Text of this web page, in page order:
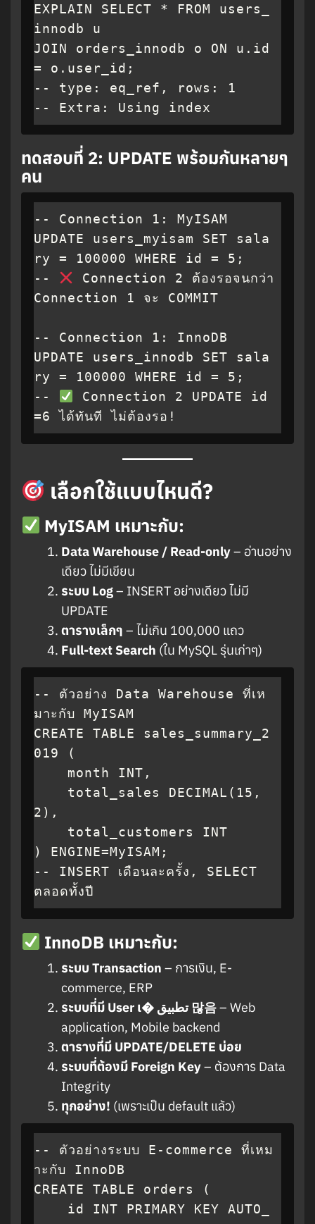
EXPLAIN SELECT * FROM users_
innodb u
JOIN orders_innodb o ON u.id
= o.user_id;
-- type: eq_ref, rows: 1
-- Extra: Using index
ทดสอบที่ 2: UPDATE พร้อมกันหลายๆ
คน
-- Connection 1: MyISAM
UPDATE users_myisam SET sala
ry = 100000 WHERE id = 5;
--
Connection 2 ต้องรอจนกว่า
Connection 1 จะ COMMIT
-- Connection 1: InnoDB
UPDATE users_innodb SET sala
ry = 100000 WHERE id = 5;
--
Connection 2 UPDATE id
=6 ได้ทันที ไม่ต้องรอ!
เลือกใช้แบบไหนดี?
MyISAM เหมาะกับ:
Data Warehouse / Read-only– อ่านอย่าง
เดียว ไม่มีเขียน
ระบบ Log– INSERT อย่างเดียว ไม่มี
UPDATE
ตารางเล็กๆ – ไม่เกิน 100,000 แถว
Full-text Search (ใน MySQL รุ่นเก่าๆ)
-- ตัวอย่าง Data Warehouse ที่เห
มาะกับ MyISAM
CREATE TABLE sales_summary_2
019 (
2),
) ENGINE=MyISAM;
-- INSERT เดือนละครั้ง, SELECT
ตลอดทั้งปี
InnoDB เหมาะกับ:
ระบบ Transaction – การเงิน, E-
commerce, ERP
ระบบที่มี User เ� تطبیق 많음– Web
application, Mobile backend
ตารางที่มี UPDATE/DELETE บ่อย
ระบบที่ต้องมี Foreign Key– ต้องการ Data
Integrity
ทุกอย่าง! (เพราะเป็น default แล้ว)
-- ตัวอย่างระบบ E-commerce ที่เหม
าะกับ InnoDB
CREATE TABLE orders (